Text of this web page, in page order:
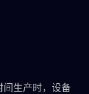
间生产时，设备